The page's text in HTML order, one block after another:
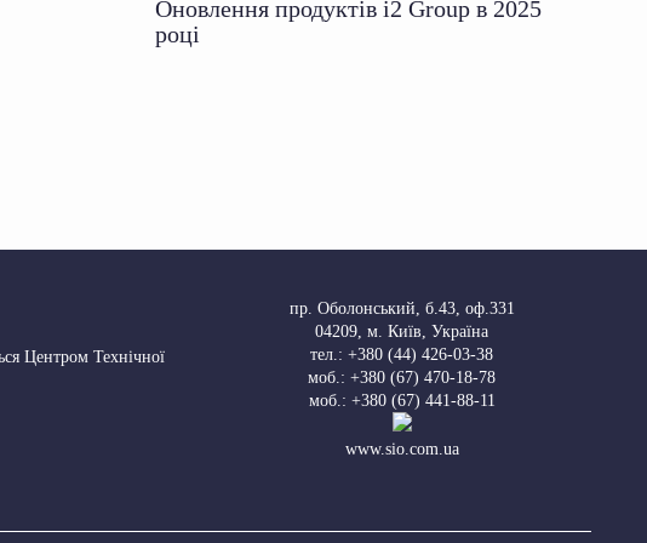
Оновлення продуктів i2 Group в 2025
році
Центром Технічної
пр. Оболонський, б.43, оф.331
04209, м. Київ, Україна
тел.: +380 (44) 426-03-38
моб.: +380 (67) 470-18-78
моб.: +380 (67) 441-88-11
www.sio.com.ua